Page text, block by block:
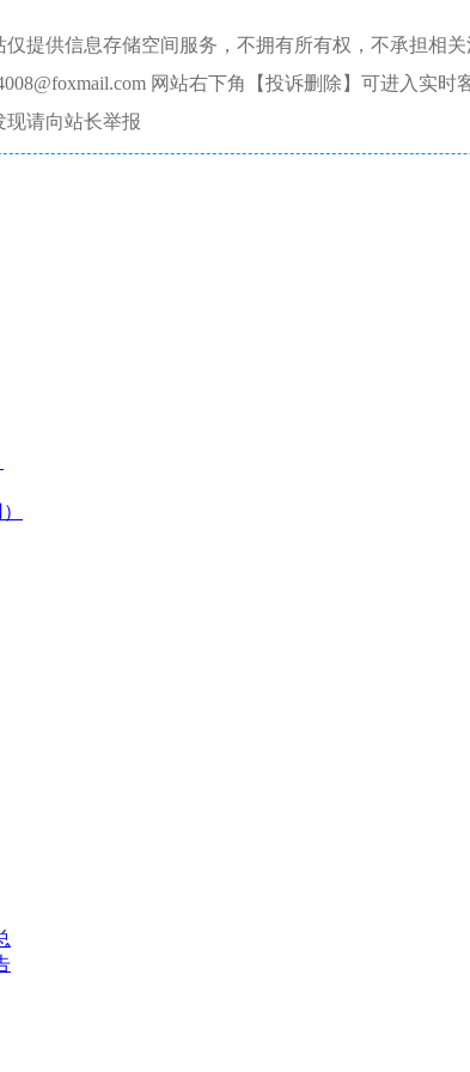
提供信息存储空间服务，不拥有所有权，不承担相
网站右下角【投诉删除】可进入实时
现请向站长举报